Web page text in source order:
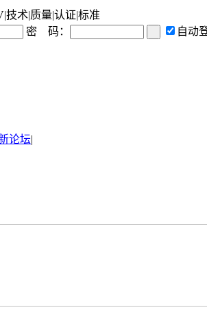
技术|质量|认证|标准
密 码：
自动
论坛|